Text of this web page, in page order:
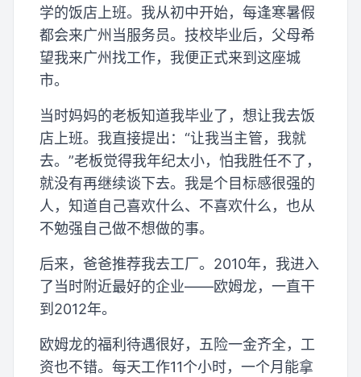
学的饭店上班。我从初中开始，每逢寒暑假
都会来广州当服务员。技校毕业后，父母希
望我来广州找工作，我便正式来到这座城
市。
当时妈妈的老板知道我毕业了，想让我去饭
店上班。我直接提出：“让我当主管，我就
去。”老板觉得我年纪太小，怕我胜任不了，
就没有再继续谈下去。我是个目标感很强的
人，知道自己喜欢什么、不喜欢什么，也从
不勉强自己做不想做的事。
后来，爸爸推荐我去工厂。2010年，我进入
了当时附近最好的企业——欧姆龙，一直干
到2012年。
欧姆龙的福利待遇很好，五险一金齐全，工
资也不错。每天工作11个小时，一个月能拿